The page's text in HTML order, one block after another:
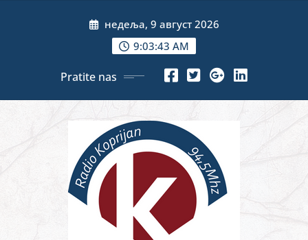
недеља, 9 август 2026
9:03:45 AM
Pratite nas